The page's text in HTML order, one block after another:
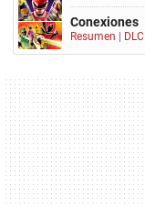
Conexiones
Resumen DLC